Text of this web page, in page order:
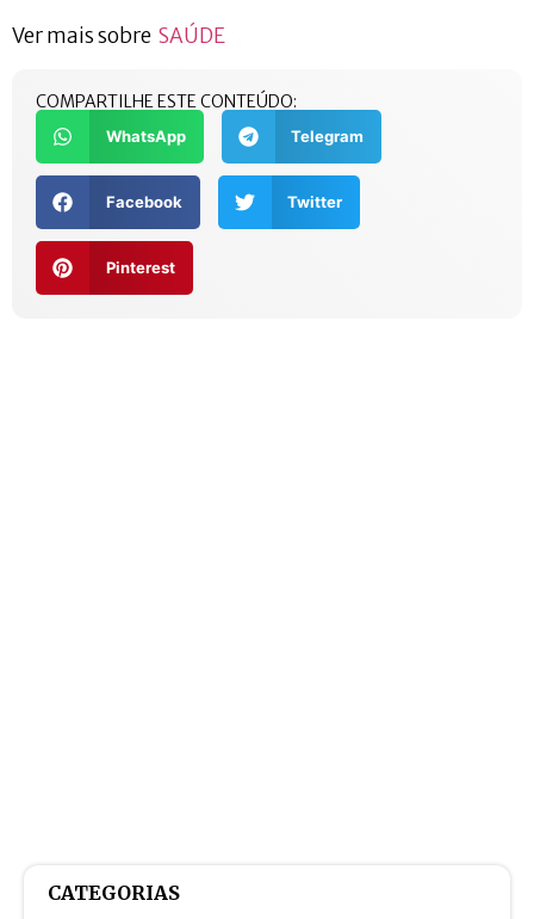
Ver mais sobre SAÚDE
COMPARTILHE ESTE CONTEÚDO:
WhatsApp Telegram
Facebook Twitter
Pinterest
CATEGORIAS